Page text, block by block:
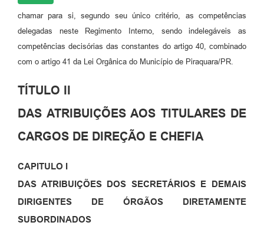
chamar para si, segundo seu único critério, as competências
delegadas neste Regimento Interno, sendo indelegáveis as
competências decisórias das constantes do artigo 40, combinado
com o artigo 41 da Lei Orgânica do Município de Piraquara/PR.
TÍTULO II
DAS ATRIBUIÇÕES AOS TITULARES DE
CARGOS DE DIREÇÃO E CHEFIA
CAPITULO I
DAS ATRIBUIÇÕES DOS SECRETÁRIOS E DEMAIS
DIRIGENTES DE ÓRGÃOS DIRETAMENTE
SUBORDINADOS